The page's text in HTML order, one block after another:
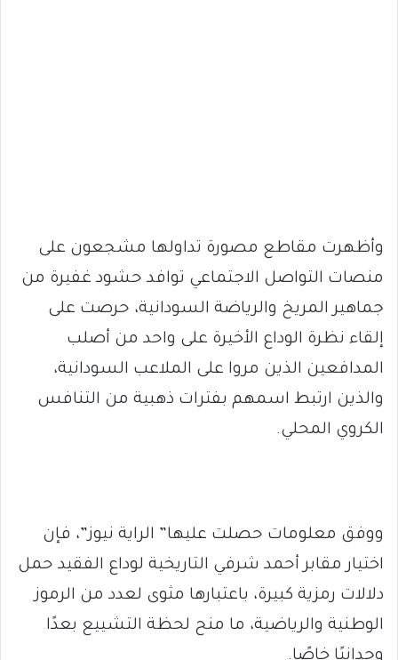
وأظهرت مقاطع مصورة تداولها مشجعون على
منصات التواصل الاجتماعي توافد حشود غفيرة من
جماهير المريخ والرياضة السودانية، حرصت على
إلقاء نظرة الوداع الأخيرة على واحد من أصلب
المدافعين الذين مروا على الملاعب السودانية،
والذين ارتبط اسمهم بفترات ذهبية من التنافس
الكروي المحلي.
ووفق معلومات حصلت عليها” الراية نيوز”، فإن
اختيار مقابر أحمد شرفي التاريخية لوداع الفقيد حمل
دلالات رمزية كبيرة، باعتبارها مثوى لعدد من الرموز
الوطنية والرياضية، ما منح لحظة التشييع بعدًا
وجدانيًا خاصًا.